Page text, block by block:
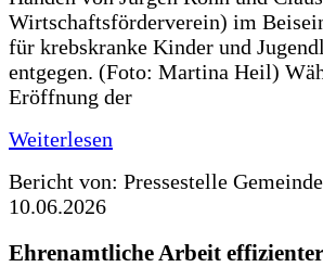
Wirtschaftsförderverein) im
für krebskranke Kinder und
entgegen. (Foto: Martina Heil)
Eröffnung der
Weiterlesen
Bericht von: Pressestelle
10.06.2026
Ehrenamtliche Arbeit